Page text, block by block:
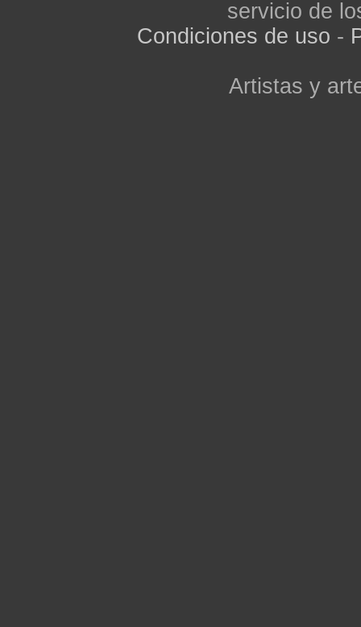
servicio de
Condiciones de uso -
Artistas y